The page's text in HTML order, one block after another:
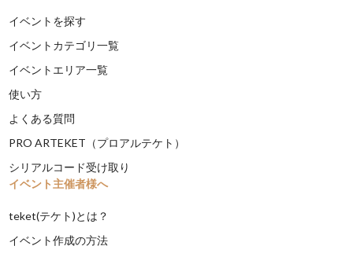
イベントを探す
イベントカテゴリ一覧
イベントエリア一覧
使い方
よくある質問
PRO ARTEKET（プロアルテケト）
シリアルコード受け取り
イベント主催者様へ
teket(テケト)とは？
イベント作成の方法